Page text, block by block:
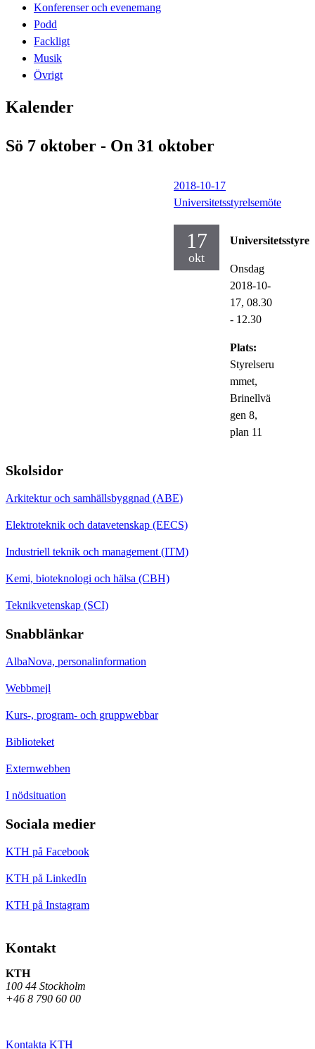
Konferenser och evenemang
Podd
Fackligt
Musik
Övrigt
Kalender
Sö 7 oktober - On 31 oktober
2018-10-17
Universitetsstyrelsemöte
17
okt
Onsdag
2018-10-
17, 08.30
- 12.30
Plats:
Styrelseru
mmet,
Brinellvä
gen 8,
plan 11
Skolsidor
Arkitektur och samhällsbyggnad (ABE)
Elektroteknik och datavetenskap (EECS)
Industriell teknik och management (ITM)
Kemi, bioteknologi och hälsa (CBH)
Teknikvetenskap (SCI)
Snabblänkar
AlbaNova, personalinformation
Webbmejl
Kurs-, program- och gruppwebbar
Biblioteket
Externwebben
I nödsituation
Sociala medier
KTH på Facebook
KTH på LinkedIn
KTH på Instagram
Kontakt
KTH
100 44 Stockholm
+46 8 790 60 00
Kontakta KTH